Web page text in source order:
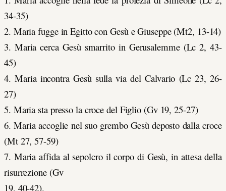
34-35)
2. Maria fugge in Egitto con Gesù e Giuseppe (Mt2, 13-14)
3. Maria cerca Gesù smarrito in Gerusalemme (Lc 2, 43-
45)
4. Maria incontra Gesù sulla via del Calvario (Lc 23, 26-
27)
5. Maria sta presso la croce del Figlio (Gv 19, 25-27)
6. Maria accoglie nel suo grembo Gesù deposto dalla croce
(Mt 27, 57-59)
7. Maria affida al sepolcro il corpo di Gesù, in attesa della
risurrezione (Gv
19, 40-42).